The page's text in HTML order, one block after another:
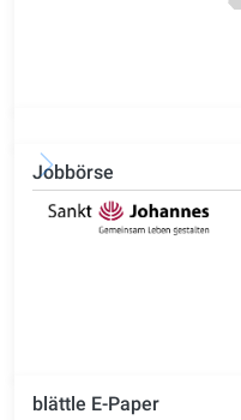
Jobbörse
blättle E-Paper